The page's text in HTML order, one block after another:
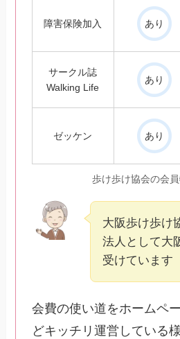
障害保険加入 あり
サークル誌
Walking Life
あり
ゼッケン あり
歩け歩け協会の会
大阪歩け歩け
法人として大
受けています
会費の使い道をホームペ
どキッチリ運営している